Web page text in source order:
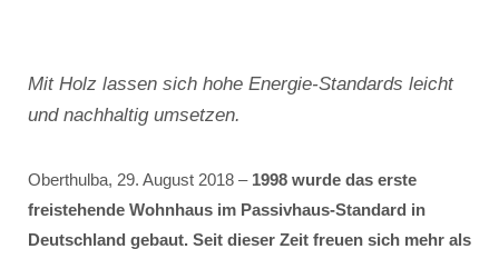
Mit Holz lassen sich hohe Energie-Standards leicht
und nachhaltig umsetzen.
Oberthulba, 29. August 2018 – 1998 wurde das erste
freistehende Wohnhaus im Passivhaus-Standard in
Deutschland gebaut. Seit dieser Zeit freuen sich mehr als